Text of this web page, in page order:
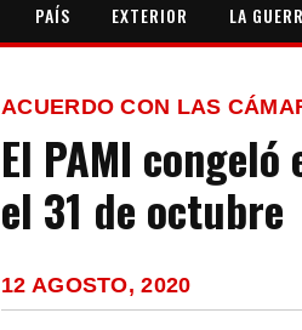
PAÍS EXTERIOR LA
ACUERDO CON LAS
El PAMI
el 31 de octubre
12 AGOSTO, 2020